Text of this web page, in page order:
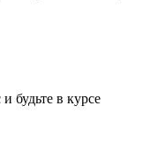
будьте в курсе